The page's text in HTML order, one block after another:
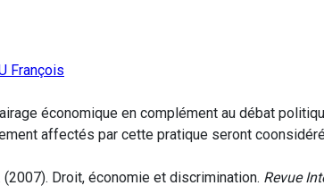
François
économique en complément au débat
affectés par cette pratique seront
(2007). Droit, économie et discrimination. Revue